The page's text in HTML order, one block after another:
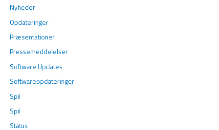
Nyheder
Opdateringer
Præsentationer
Pressemeddelelser
Software Updates
Softwareopdateringer
Spil
Spil
Status